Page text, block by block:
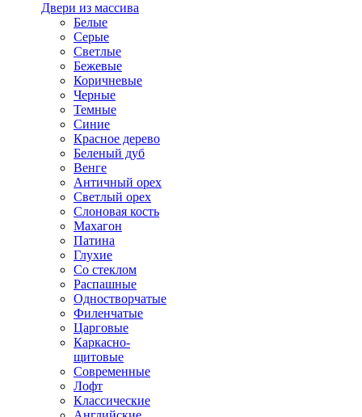
Двери из массива
Белые
Серые
Светлые
Бежевые
Коричневые
Черные
Темные
Синие
Красное дерево
Беленый дуб
Венге
Античный орех
Светлый орех
Слоновая кость
Махагон
Патина
Глухие
Со стеклом
Распашные
Одностворчатые
Филенчатые
Царговые
Каркасно-
щитовые
Современные
Лофт
Классические